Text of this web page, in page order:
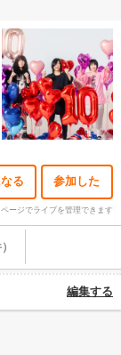
る 参加した
ージでライブを管理できます
編集する